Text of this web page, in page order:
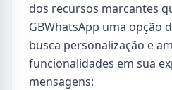
dos recursos marcantes
GBWhatsApp uma opção
busca personalização e
funcionalidades em sua
mensagens: